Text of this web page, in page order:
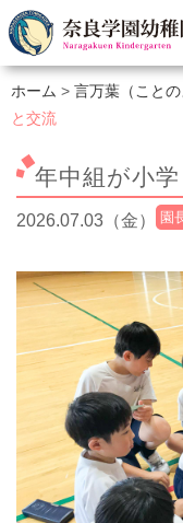
ホーム 言万葉（こと
と交流
年中組が小
2026.07.03（金） 園